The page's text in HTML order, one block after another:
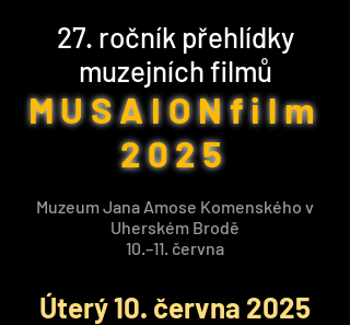
​27. ročník přehlídky
muzejních filmů
MUSAIONfilm
2025
Muzeum Jana Amose Komenského v
Uherském Brodě
10.–11. června
Úterý 10. června 2025